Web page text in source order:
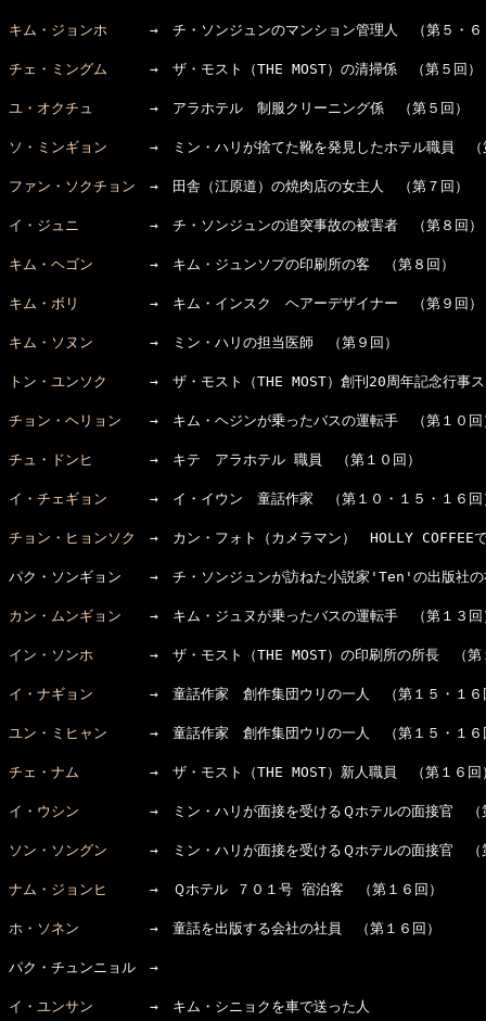
キム・ジョンホ →　チ・ソンジュンのマンション管理人　（第５・６
チェ・ミングム →　ザ・モスト（THE MOST）の清掃係　（第５回）
ユ・オクチュ →　アラホテル　制服クリーニング係　（第５回）
ソ・ミンギョン →　ミン・ハリが捨てた靴を発見したホテル職員　（
ファン・ソクチョン →　田舎（江原道）の焼肉店の女主人　（第７回）
イ・ジュニ →　チ・ソンジュンの追突事故の被害者　（第８回）
キム・ヘゴン →　キム・ジュンソプの印刷所の客　（第８回）
キム・ボリ →　キム・インスク　ヘアーデザイナー　（第９回）
キム・ソヌン →　ミン・ハリの担当医師　（第９回）
トン・ユンソク →　ザ・モスト（THE MOST）創刊20周年記念行事ス
チョン・ヘリョン →　キム・ヘジンが乗ったバスの運転手　（第１０回
チュ・ドンヒ →　キテ　アラホテル 職員　（第１０回）
イ・チェギョン →　イ・イウン　童話作家　（第１０・１５・１６回
チョン・ヒョンソク →　カン・フォト（カメラマン）　HOLLY COFFEE
パク・ソンギョン　　→　チ・ソンジュンが訪ねた小説家'Ten'の出版社
カン・ムンギョン →　キム・ジュヌが乗ったバスの運転手　（第１３回
イン・ソンホ →　ザ・モスト（THE MOST）の印刷所の所長　（第
イ・ナギョン →　童話作家　創作集団ウリの一人　（第１５・１６
ユン・ミヒャン →　童話作家　創作集団ウリの一人　（第１５・１６
チェ・ナム →　ザ・モスト（THE MOST）新人職員　（第１６回
イ・ウシン →　ミン・ハリが面接を受けるＱホテルの面接官　（
ソン・ソングン →　ミン・ハリが面接を受けるＱホテルの面接官　（
ナム・ジョンヒ →　Ｑホテル ７０１号 宿泊客　（第１６回）
ホ・ソネン →　童話を出版する会社の社員　（第１６回）
パク・チュンニョル　→
イ・ユンサン →　キム・シニョクを車で送った人